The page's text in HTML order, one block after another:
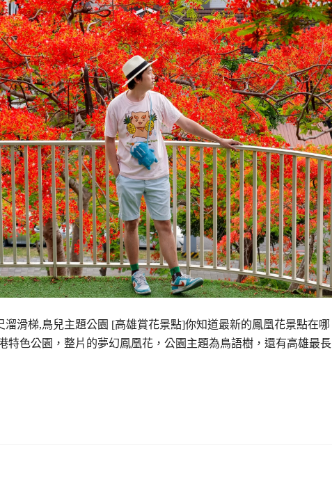
溜滑梯,鳥兒主題公園 [高雄賞花景點]你知道最新的鳳凰花景點在哪
特色公園，整片的夢幻鳳凰花，公園主題為鳥語樹，還有高雄最長